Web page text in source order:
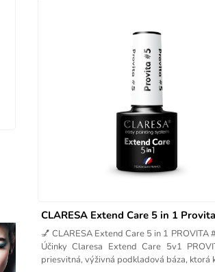
CLARESA Extend Care 5 in 1
💅 CLARESA Extend Care 5 in 1 PROVITA
Účinky Claresa Extend Care 5v1
priesvitná, výživná podkladová báza, ktorá